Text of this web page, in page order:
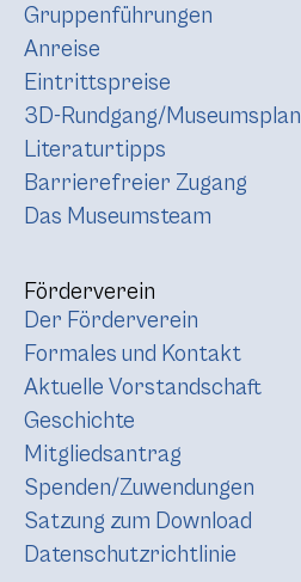
Gruppenführungen
Anreise
Eintrittspreise
3D-Rundgang/Museumsplan
Literaturtipps
Barrierefreier Zugang
Das Museumsteam
Förderverein
Der Förderverein
Formales und Kontakt
Aktuelle Vorstandschaft
Geschichte
Mitgliedsantrag
Spenden/Zuwendungen
Satzung zum Download
Datenschutzrichtlinie